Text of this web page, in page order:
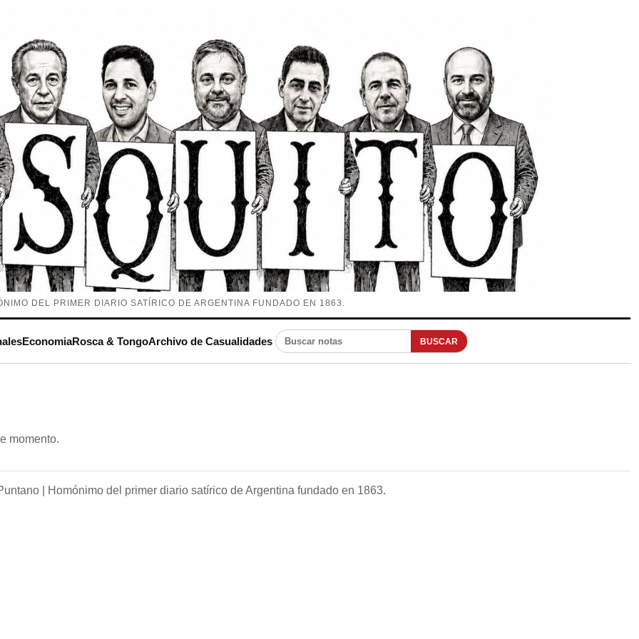
DEL PRIMER DIARIO SATÍRICO DE ARGENTINA FUNDADO EN 1863.
EconomiaRosca & TongoArchivo de Casualidades Buscar notas BUSCAR
momento.
| Homónimo del primer diario satírico de Argentina fundado en 1863.